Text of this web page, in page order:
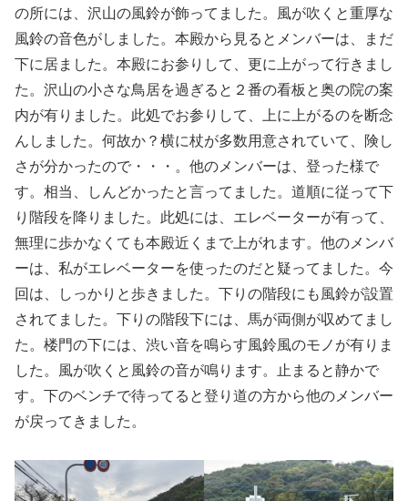
の所には、沢山の風鈴が飾ってました。風が吹くと重厚な
風鈴の音色がしました。本殿から見るとメンバーは、まだ
下に居ました。本殿にお参りして、更に上がって行きまし
た。沢山の小さな鳥居を過ぎると２番の看板と奥の院の案
内が有りました。此処でお参りして、上に上がるのを断念
んしました。何故か？横に杖が多数用意されていて、険し
さが分かったので・・・。他のメンバーは、登った様で
す。相当、しんどかったと言ってました。道順に従って下
り階段を降りました。此処には、エレベーターが有って、
無理に歩かなくても本殿近くまで上がれます。他のメンバ
ーは、私がエレベーターを使ったのだと疑ってました。今
回は、しっかりと歩きました。下りの階段にも風鈴が設置
されてました。下りの階段下には、馬が両側が収めてまし
た。楼門の下には、渋い音を鳴らす風鈴風のモノが有りま
した。風が吹くと風鈴の音が鳴ります。止まると静かで
す。下のベンチで待ってると登り道の方から他のメンバー
が戻ってきました。